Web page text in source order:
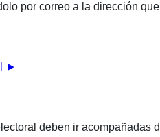
por correo a la dirección
►
deben ir acompañadas